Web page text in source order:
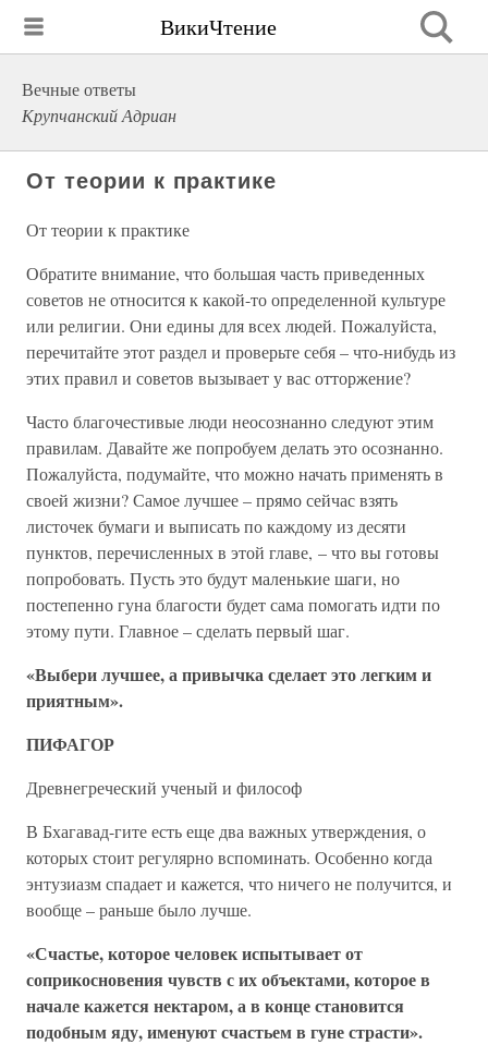
ВикиЧтение
Вечные ответы
Крупчанский Адриан
От теории к практике
От теории к практике
Обратите внимание, что большая часть приведенных
советов не относится к какой-то определенной культуре
или религии. Они едины для всех людей. Пожалуйста,
перечитайте этот раздел и проверьте себя – что-нибудь из
этих правил и советов вызывает у вас отторжение?
Часто благочестивые люди неосознанно следуют этим
правилам. Давайте же попробуем делать это осознанно.
Пожалуйста, подумайте, что можно начать применять в
своей жизни? Самое лучшее – прямо сейчас взять
листочек бумаги и выписать по каждому из десяти
пунктов, перечисленных в этой главе, – что вы готовы
попробовать. Пусть это будут маленькие шаги, но
постепенно гуна благости будет сама помогать идти по
этому пути. Главное – сделать первый шаг.
«Выбери лучшее, а привычка сделает это легким и
приятным».
ПИФАГОР
Древнегреческий ученый и философ
В Бхагавад-гите есть еще два важных утверждения, о
которых стоит регулярно вспоминать. Особенно когда
энтузиазм спадает и кажется, что ничего не получится, и
вообще – раньше было лучше.
«Счастье, которое человек испытывает от
соприкосновения чувств с их объектами, которое в
начале кажется нектаром, а в конце становится
подобным яду, именуют счастьем в гуне страсти».